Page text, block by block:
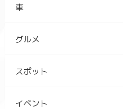
車
グルメ
スポット
イベント